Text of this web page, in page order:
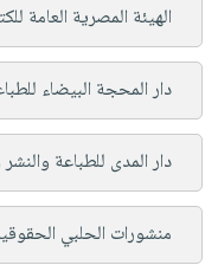
الهيئة المصرية العامة
دار المحجة البيضاء
دار المدى للطباعة
منشورات الحلبي